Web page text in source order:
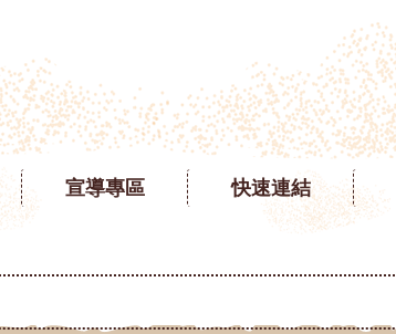
宣導專區 快速連結